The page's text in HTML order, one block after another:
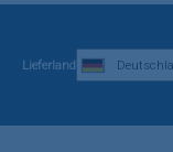
Lieferland